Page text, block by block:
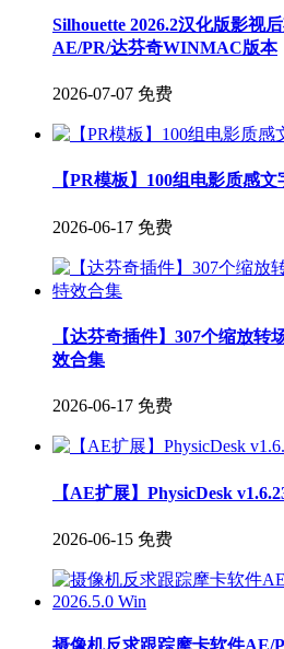
Silhouette 2026.2汉化版影视
AE/PR/达芬奇WINMAC版本
2026-07-07 免费
【PR模板】100组电影质感
2026-06-17 免费
【达芬奇插件】307个缩放
效合集
2026-06-17 免费
【AE扩展】PhysicDesk
2026-06-15 免费
摄像机反求跟踪摩卡软件AE/